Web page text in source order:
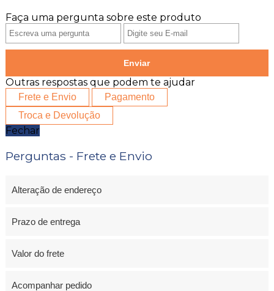
Faça uma pergunta sobre este produto
Enviar
Outras respostas que podem te ajudar
Frete e Envio
Pagamento
Troca e Devolução
Fechar
Perguntas - Frete e Envio
Alteração de endereço
Prazo de entrega
Valor do frete
Acompanhar pedido